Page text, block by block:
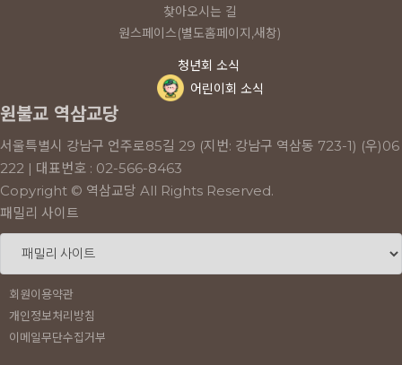
찾아오시는 길
원스페이스(별도홈페이지,새창)
청년회 소식
어린이회 소식
원불교 역삼교당
서울특별시 강남구 언주로85길 29 (지번: 강남구 역삼동 723-1) (우)06
222 | 대표번호 : 02-566-8463
Copyright © 역삼교당 All Rights Reserved.
패밀리 사이트
회원이용약관
개인정보처리방침
이메일무단수집거부